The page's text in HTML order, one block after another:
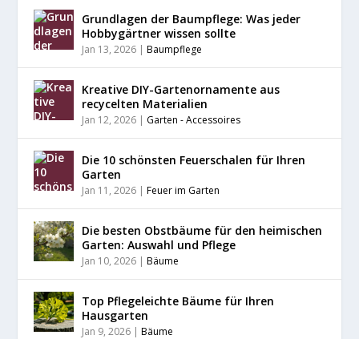
Grundlagen der Baumpflege: Was jeder
Hobbygärtner wissen sollte
Jan 13, 2026 |Baumpflege
Kreative DIY-Gartenornamente aus
recycelten Materialien
Jan 12, 2026 | Garten - Accessoires
Die 10 schönsten Feuerschalen für Ihren
Garten
Jan 11, 2026 |Feuer im Garten
Die besten Obstbäume für den heimischen
Garten: Auswahl und Pflege
Jan 10, 2026 |Bäume
Top Pflegeleichte Bäume für Ihren
Hausgarten
Jan 9, 2026 |Bäume